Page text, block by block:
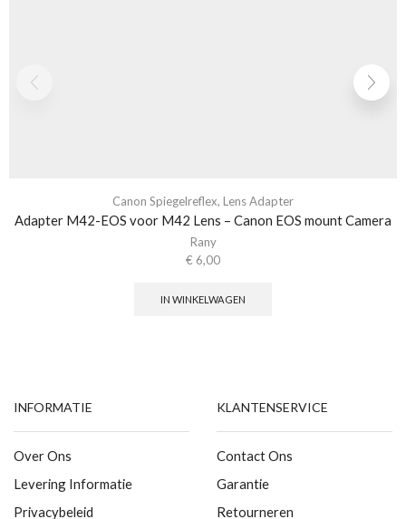
Canon Spiegelreflex, Lens Adapter
Adapter M42-EOS voor M42 Lens – Canon EOS mount Camera
Rany
€ 6,00
IN WINKELWAGEN
INFORMATIE
Over Ons
Levering Informatie
Privacybeleid
KLANTENSERVICE
Contact Ons
Garantie
Retourneren